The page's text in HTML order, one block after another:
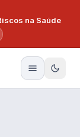
na Saúde